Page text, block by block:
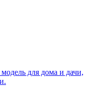
для дома и дачи,